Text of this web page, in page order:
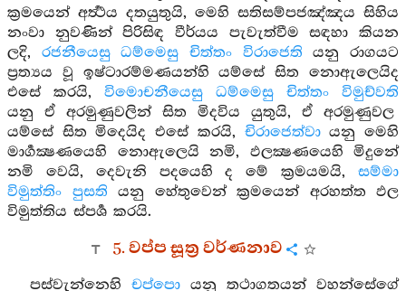
ක්‍රමයෙන් අර්‍ත්‍ථය දතයුතුයි, මෙහි සතිසම්පජඤ්ඤය සිහිය
නංවා නුවණින් පිරිසිඳ වීර්යය පැවැත්වීම සඳහා කියන
ලදි, රජනීයෙසු ධම්මෙසු චිත්තං විරාජෙති යනු රාගයට
ප්‍රත්‍යය වූ ඉෂ්ටාරම්මණයන්හි යම්සේ සිත නොඇලෙයිද
එසේ කරයි, විමොචනීයෙසු ධම්මෙසු චිත්තං විමුච්වති
යනු ඒ අරමුණුවලින් සිත මිදවිය යුතුයි, ඒ අරමුණුවල
යම්සේ සිත මිදෙයිද එසේ කරයි, චිරාජෙත්වායනු මෙහි
මාර්‍ගක්‍ෂණයෙහි නොඇලෙයි නමි, ඵලක්‍ෂණයෙහි මිදුනේ
නමි වෙයි, දෙවැනි පදයෙහි ද මේ ක්‍රමයමයි, සම්මා
විමුත්තිං පුසති යනු හේතුවෙන් ක්‍රමයෙන් අරහත්ත ඵල
විමුත්තිය ස්පර්‍ශ කරයි.
5. වප්ප සූත්‍ර වර්ණනාව
පස්වැන්නෙහි චප්පො යනු තථාගතයන් වහන්සේගේ